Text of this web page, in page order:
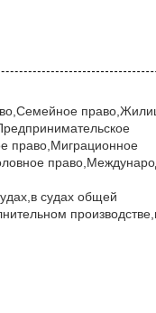
право,Миграционное
судах общей